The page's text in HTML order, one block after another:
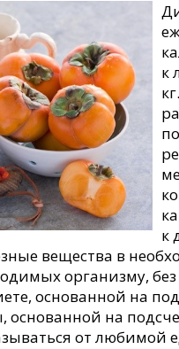
к
к
вещества в
организму,
основанной на
на
от любимой